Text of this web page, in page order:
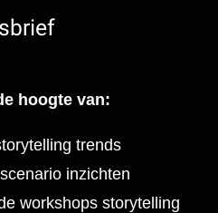
hoogte van:
trends
inzichten
workshops storytelling